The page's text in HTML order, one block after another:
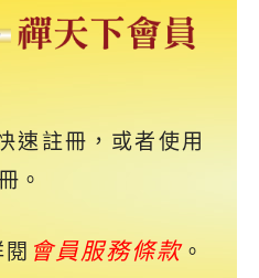
速註冊，或者使用
。
會員服務條款。